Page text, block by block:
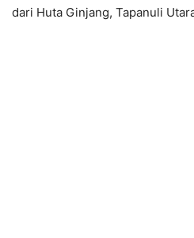
dari Huta Ginjang, Tapanuli